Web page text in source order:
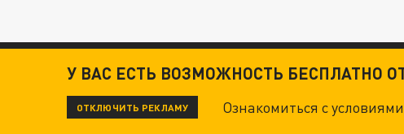
У ВАС ЕСТЬ ВОЗМОЖНОСТЬ БЕСПЛАТНО
ОТКЛЮЧИТЬ РЕКЛАМУ Ознакомиться с